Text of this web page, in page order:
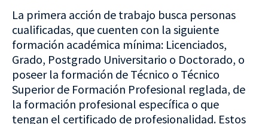
La primera acción de trabajo busca personas
cualificadas, que cuenten con la siguiente
formación académica mínima: Licenciados,
Grado, Postgrado Universitario o Doctorado, o
poseer la formación de Técnico o Técnico
Superior de Formación Profesional reglada, de
la formación profesional específica o que
tengan el certificado de profesionalidad. Estos